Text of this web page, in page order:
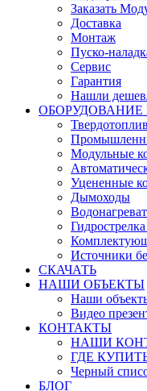
Заказать
Доставка
Монтаж
Пуско-
Сервис
Гарантия
Нашли
ОБОРУДОВАНИЕ
Модульные
Уцененные
Дымоходы
Источники
СКАЧАТЬ
НАШИ ОБЪЕКТЫ
Наши
Видео
КОНТАКТЫ
НАШИ
ГДЕ
Черный
БЛОГ